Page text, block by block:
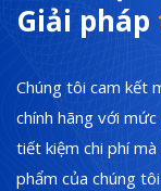
Giải pháp
Chúng tôi cam kết
chính hãng với
tiết kiệm chi phí
phẩm của chúng